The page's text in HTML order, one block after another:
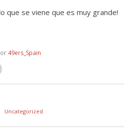
que se viene que es muy grande!
49ers_Spain
Uncategorized